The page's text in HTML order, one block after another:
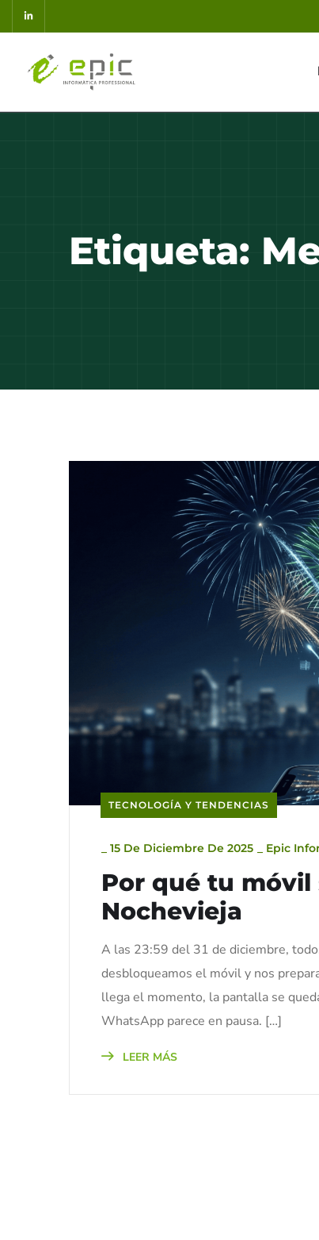
Etiqueta:
TECNOLOGÍA Y TENDENCIAS
15 De Diciembre De 2025 Epic
Por qué tu móvil
Nochevieja
A las 23:59 del 31 de diciembre,
desbloqueamos el móvil y nos
llega el momento, la pantalla se
WhatsApp parece en pausa. […]
LEER MÁS